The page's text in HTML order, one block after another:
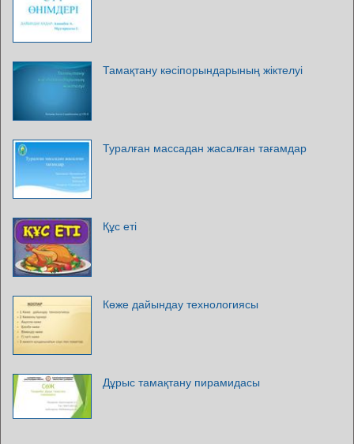
Тамақтану кәсіпорындарының жіктелуі
Туралған массадан жасалған тағамдар
Құс еті
Көже дайындау технологиясы
Дұрыс тамақтану пирамидасы